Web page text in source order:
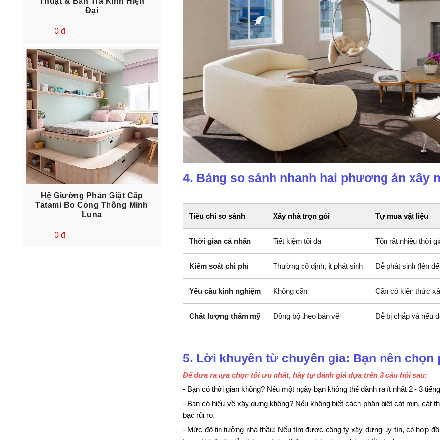
Đại
0 đ
Hệ Giường Phản Giật Cấp
Tatami Bo Cong Thông Minh
Luna
0 đ
4. Bảng so sánh nhanh hai phương án xây
Tiêu chí so sánh Xây nhà trọn gói Tự mua vật liệu
Thời gian cá nhân Tiết kiệm tối đa Tốn rất nhiều thời
Kiểm soát chi phí Thường cố định, ít phát sinh Dễ phát sinh (lên
Yêu cầu kinh nghiệm Không cần Cần có kiến thức
Chất lượng thẩm mỹ Đồng bộ theo bản vẽ Dễ bị chắp vá nếu
5. Lời khuyên từ chuyên gia: Bạn nên chọn
Để đưa ra lựa chọn tối ưu nhất, hãy tự đánh giá dựa trên 3 câu hỏi sau:
- Bạn có thời gian không? Nếu một ngày bạn không thể dành ra ít nhất 2 - 3
- Bạn có hiểu về xây dựng không? Nếu không biết cách phân biệt cát mịn, cát
bạc rủi ro.
- Mức độ tin tưởng nhà thầu: Nếu tìm được công ty xây dựng uy tín, có hợp